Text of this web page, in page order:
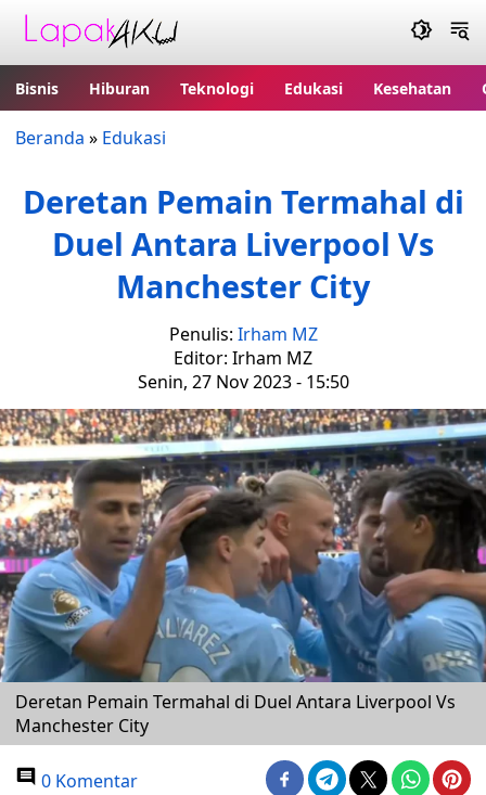
Bisnis Hiburan Teknologi Edukasi Kesehatan
Beranda » Edukasi
Deretan Pemain Termahal di
Duel Antara Liverpool Vs
Manchester City
Penulis: Irham MZ
Editor: Irham MZ
Senin, 27 Nov 2023 - 15:50
Deretan Pemain Termahal di Duel Antara Liverpool Vs
Manchester City
0 Komentar